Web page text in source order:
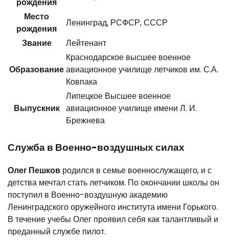
рождения
Место
рождения
Ленинград, РСФСР, СССР
Звание
Лейтенант
Образование
Краснодарское высшее военное
авиационное училище летчиков им. С.А.
Ковпака
Выпускник
Липецкое Высшее военное
авиационное училище имени Л. И.
Брежнева
Служба в Военно-воздушных силах
Олег Пешков родился в семье военнослужащего, и с
детства мечтал стать летчиком. По окончании школы он
поступил в Военно-воздушную академию
Ленинградского оружейного института имени Горького.
В течение учебы Олег проявил себя как талантливый и
преданный службе пилот.